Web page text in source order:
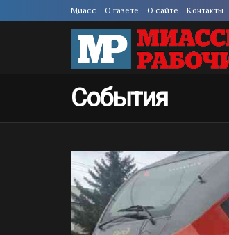
Миасс О газете О сайте Контакты
События